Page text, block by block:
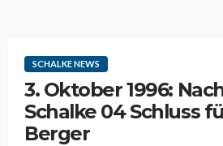
SCHALKE NEWS
3. Oktober 1996:
Schalke 04 Schluss
Berger